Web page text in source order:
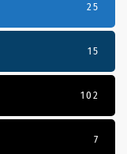
25
15
102
7